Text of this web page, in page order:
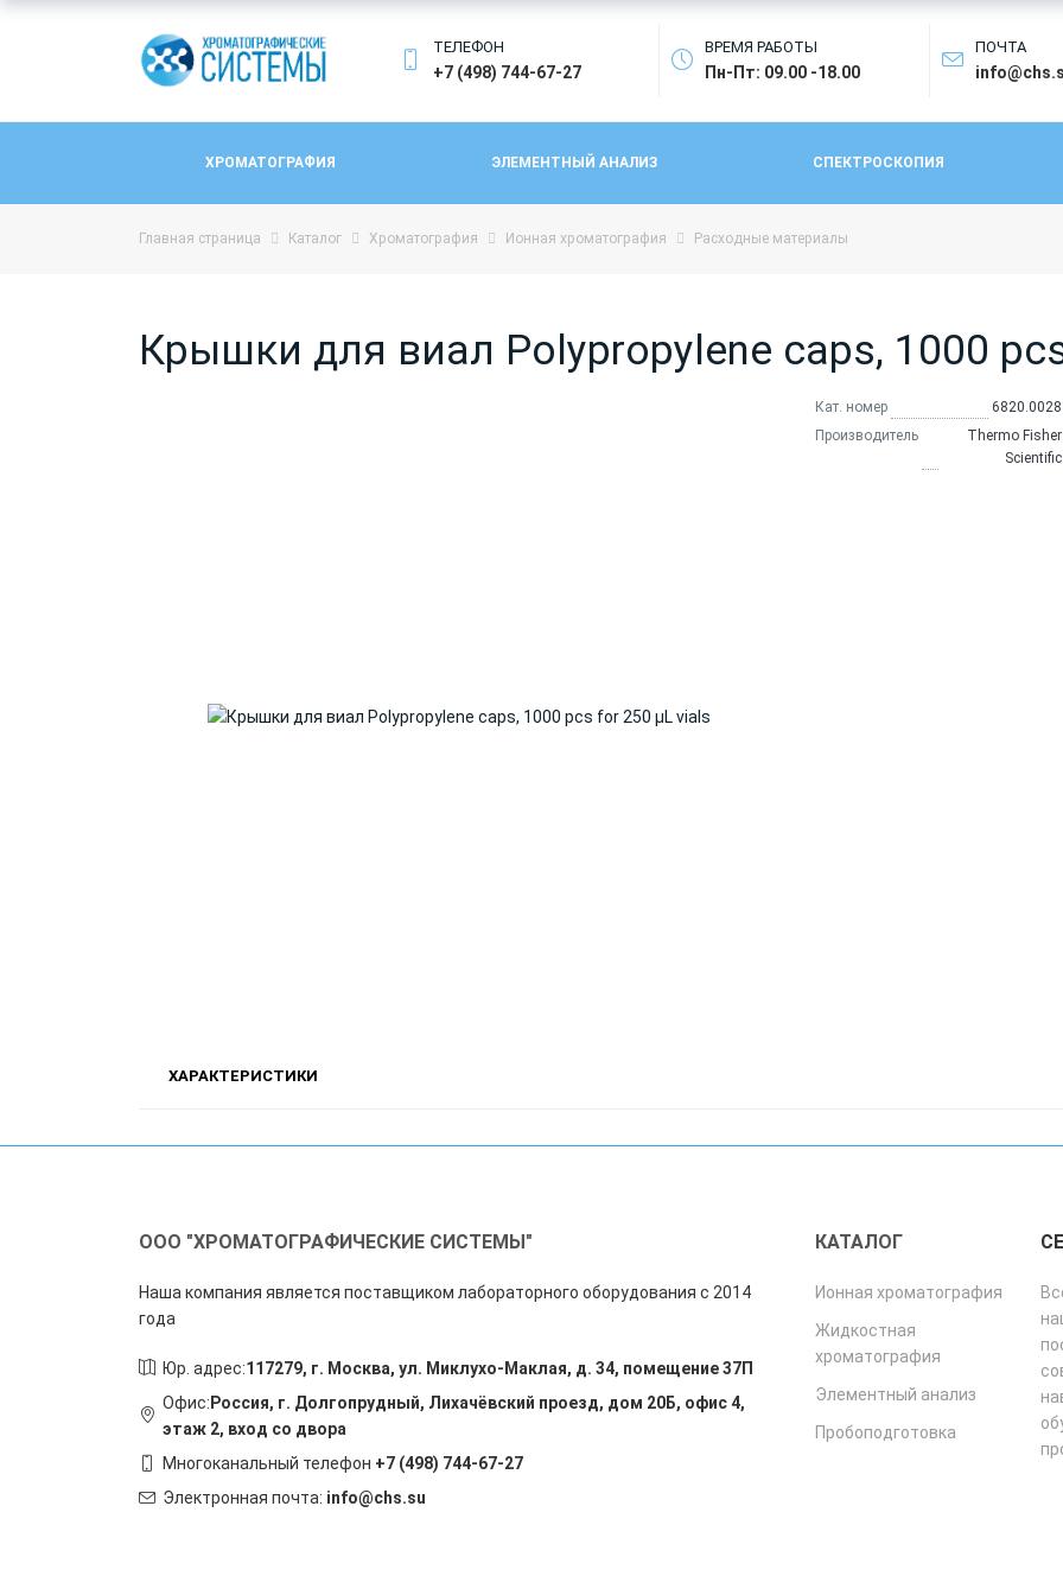
ТЕЛЕФОН
+7 (498) 744-67-27
ВРЕМЯ РАБОТЫ
Пн-Пт: 09.00 -18.00
ПОЧТА
ХРОМАТОГРАФИЯ ЭЛЕМЕНТНЫЙ АНАЛИЗ СПЕКТРОСКОПИЯ
Главная страница Каталог Хроматография Ионная хроматография Расходные материалы
Крышки для виал Polypropylene caps, 1000
Кат. номер
6820.0028
Производитель
Thermo Fisher
Scientific
ХАРАКТЕРИСТИКИ
ООО "ХРОМАТОГРАФИЧЕСКИЕ СИСТЕМЫ"
Наша компания является поставщиком лабораторного оборудования с 2014
года
Юр. адрес:117279, г. Москва, ул. Миклухо-Маклая, д. 34, помещение 37П
Офис: Россия, г. Долгопрудный, Лихачёвский проезд, дом 20Б, офис 4,
этаж 2, вход со двора
Многоканальный телефон +7 (498) 744-67-27
Электронная почта: info@chs.su
КАТАЛОГ
Ионная хроматография
Жидкостная
хроматография
Элементный анализ
Пробоподготовка